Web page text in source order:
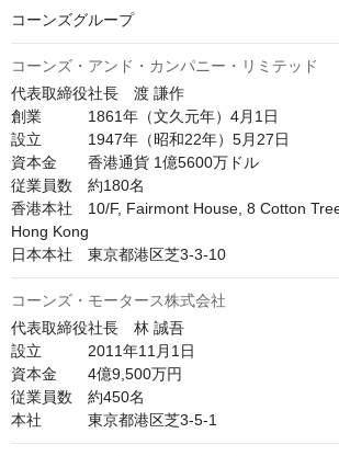
コーンズグループ
コーンズ・アンド・カンパニー・リミテッド
代表取締役社長　渡 謙作
創業　　　1861年（文久元年）4月1日
設立　　　1947年（昭和22年）5月27日
資本金　　香港通貨 1億5600万ドル
従業員数　約180名
香港本社　10/F, Fairmont House, 8 Cotton
Hong Kong
日本本社　東京都港区芝3-3-10
コーンズ・モータース株式会社
代表取締役社長　林 誠吾
設立　　　2011年11月1日
資本金　　4億9,500万円
従業員数　約450名
本社　　　東京都港区芝3-5-1